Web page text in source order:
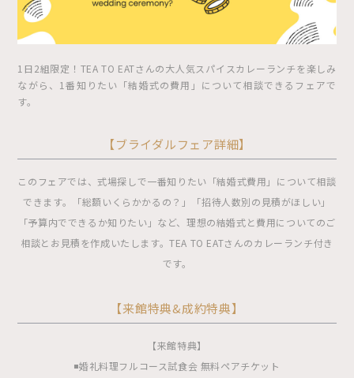
1日2組限定！TEA TO EATさんの大人気スパイスカレーランチを楽しみ
ながら、1番知りたい「結婚式の費用」について相談できるフェアで
す。
【ブライダルフェア詳細】
このフェアでは、式場探しで一番知りたい「結婚式費用」について相談
できます。「総額いくらかかるの？」「招待人数別の見積がほしい」
「予算内でできるか知りたい」など、理想の結婚式と費用についてのご
相談とお見積を作成いたします。TEA TO EATさんのカレーランチ付き
です。
【来館特典&成約特典】
【来館特典】
◾️婚礼料理フルコース試食会 無料ペアチケット